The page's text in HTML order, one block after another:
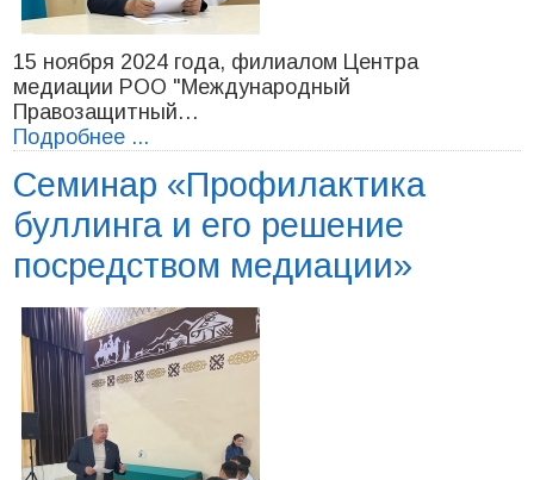
15 ноября 2024 года, филиалом Центра
медиации РОО "Международный
Правозащитный…
Подробнее ...
Cеминар «Профилактика
буллинга и его решение
посредством медиации»